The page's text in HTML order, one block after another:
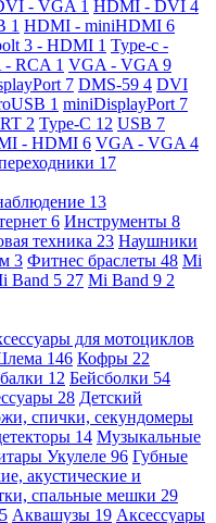
- VGA 1 HDMI - DVI 4
1 HDMI - miniHDMI 6
3 - HDMI 1 Type-c -
- RCA 1 VGA - VGA 9
7 DMS-59 4 DVI
1 miniDisplayPort 7
2 Type-C 12 USB 7
- HDMI 6 VGA - VGA 4
17
13
6 Инструменты 8
техника 23 Наушники
3 Фитнес браслеты 48 Mi
Band 5 27 Mi Band 9 2
для мотоциклов
146 Кофры 22
12 Бейсболки 54
28 Детский
спички, секундомеры
14 Музыкальные
Укулеле 96 Губные
акустические и
спальные мешки 29
Аквашузы 19 Аксессуары